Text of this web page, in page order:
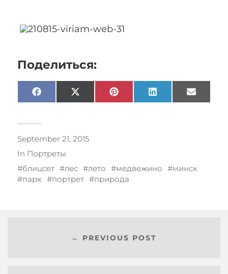
Поделиться:
Facebook X
(Twitter)
Pinterest LinkedIn Email
September 21, 2015
In Портреты
блицсет
лес лето медвежино
минск
парк
портрет природа
← PREVIOUS POST